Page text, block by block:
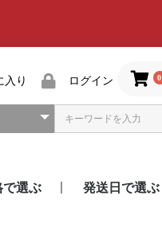
入り ログイン 0
で選ぶ 発送日で選ぶ